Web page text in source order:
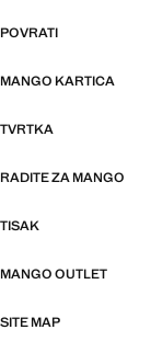
POVRATI
MANGO KARTICA
TVRTKA
RADITE ZA MANGO
TISAK
MANGO OUTLET
SITE MAP